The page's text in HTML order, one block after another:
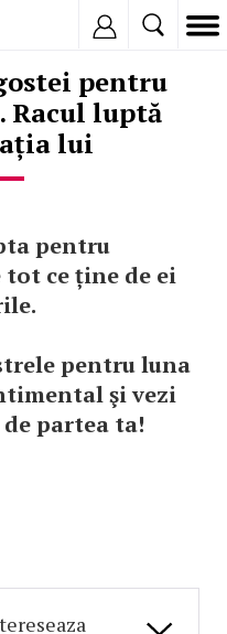
pentru
Racul luptă
lui
pentru
ce ține de ei
pentru luna
şi vezi
partea ta!